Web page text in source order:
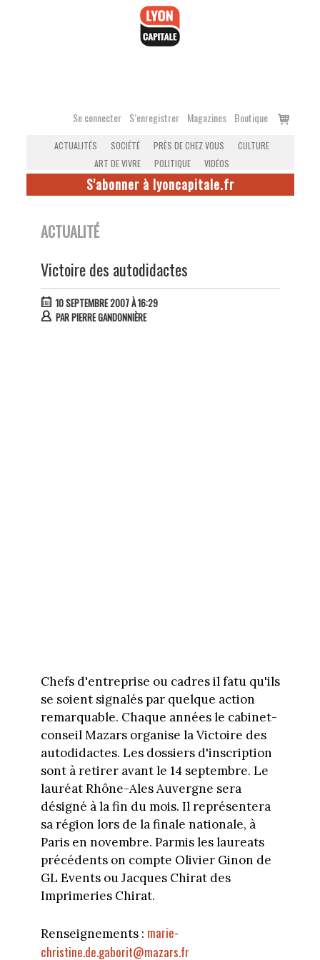
Se connecter S’enregistrer Magazines Boutique
Voir
ACTUALITÉS SOCIÉTÉ PRÈS DE CHEZ VOUS
CULTURE
ART DE VIVRE
POLITIQUE VIDÉOS
S'abonner à lyoncapitale.fr
ACTUALITÉ
Victoire des autodidactes
10 SEPTEMBRE 2007 À 16:29
PARPIERRE GANDONNIÈRE
Chefs d'entreprise ou cadres il fatu qu'ils
se soient signalés par quelque action
remarquable. Chaque années le cabinet-
conseil Mazars organise la Victoire des
autodidactes. Les dossiers d'inscription
sont à retirer avant le 14 septembre. Le
lauréat Rhône-Ales Auvergne sera
désigné à la fin du mois. Il représentera
sa région lors de la finale nationale, à
Paris en novembre. Parmis les laureats
précédents on compte Olivier Ginon de
GL Events ou Jacques Chirat des
Imprimeries Chirat.
Renseignements : marie-
christine.de.gaborit@mazars.fr